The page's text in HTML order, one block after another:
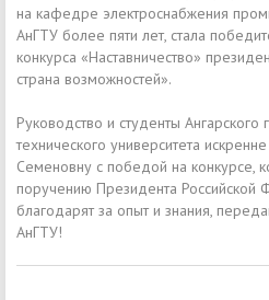
на кафедре электроснабжения
АнГТУ более пяти лет, стала
конкурса «Наставничество»
страна возможностей».
Руководство и студенты Ангарского
технического университета
Семеновну с победой на конкурсе,
поручению Президента Российской
благодарят за опыт и знания,
АнГТУ!